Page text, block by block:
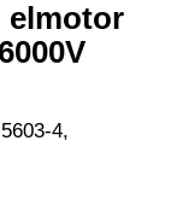
elmotor
4,